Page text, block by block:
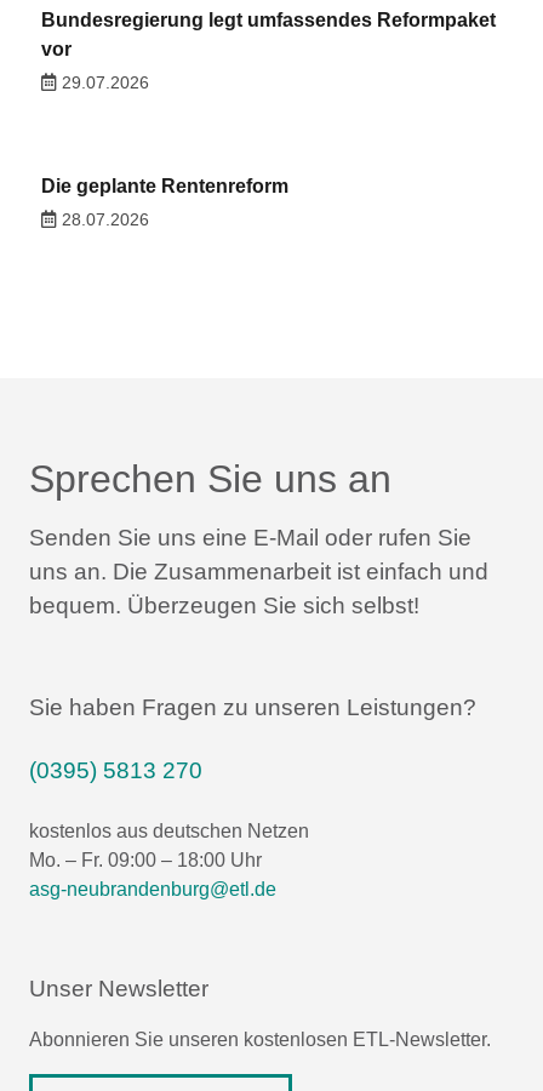
Bundesregierung legt umfassendes Reformpaket
vor
29.07.2026
Die geplante Rentenreform
28.07.2026
Sprechen Sie uns an
Senden Sie uns eine E-Mail oder rufen Sie
uns an. Die Zusammenarbeit ist einfach und
bequem. Überzeugen Sie sich selbst!
Sie haben Fragen zu unseren Leistungen?
(0395) 5813 270
kostenlos aus deutschen Netzen
Mo. – Fr. 09:00 – 18:00 Uhr
asg-neubrandenburg@etl.de
Unser Newsletter
Abonnieren Sie unseren kostenlosen ETL-Newsletter.